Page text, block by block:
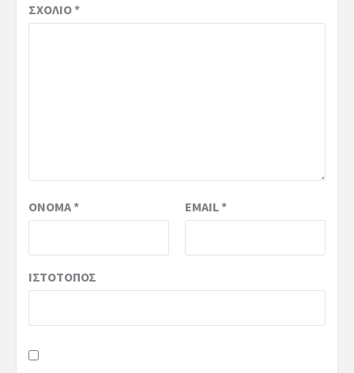
ΣΧΌΛΙΟ*
ΌΝΟΜΑ* EMAIL*
ΙΣΤΌΤΟΠΟΣ